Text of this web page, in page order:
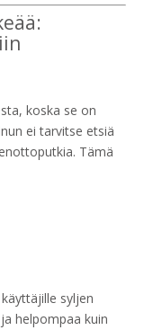
koska se on
ei tarvitse etsiä
Tämä
syljen
helpompaa kuin